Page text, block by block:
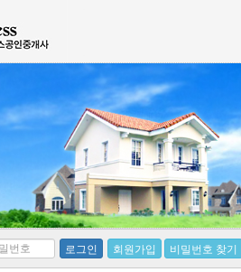
로그인 회원가입 비밀번호 찾기